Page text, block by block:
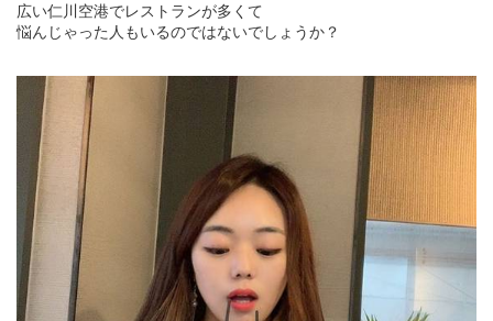
広い仁川空港でレストランが多くて
悩んじゃった人もいるのではないでしょうか？